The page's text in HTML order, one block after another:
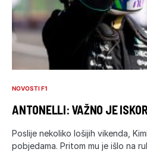
NOVOSTI F1
ANTONELLI: VAŽNO JE
Poslije nekoliko lošijih vikenda,
pobjedama. Pritom mu je išlo na